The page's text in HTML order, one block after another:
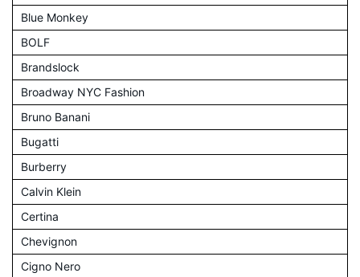
Blue Monkey
BOLF
Brandslock
Broadway NYC Fashion
Bruno Banani
Bugatti
Burberry
Calvin Klein
Certina
Chevignon
Cigno Nero